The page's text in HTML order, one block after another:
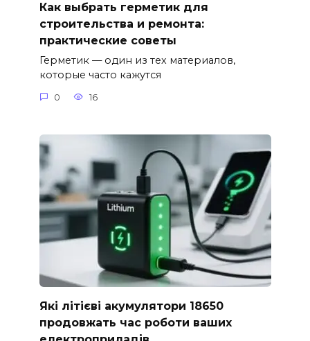
Как выбрать герметик для
строительства и ремонта:
практические советы
Герметик — один из тех материалов,
которые часто кажутся
0 16
Які літієві акумулятори 18650
продовжать час роботи ваших